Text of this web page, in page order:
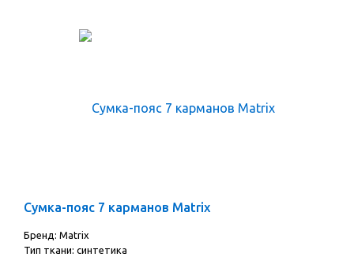
Сумка-пояс 7 карманов Matrix
Бренд: Matrix
Тип ткани: синтетика